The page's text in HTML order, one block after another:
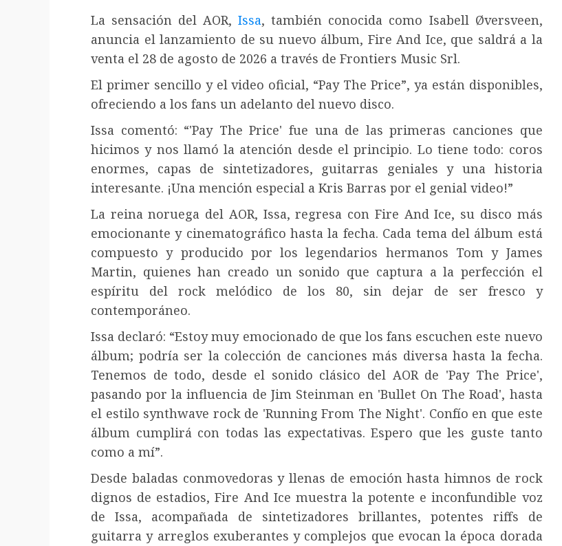
La sensación del AOR,Issa, también conocida como Isabell Øversveen,
anuncia el lanzamiento de su nuevo álbum, Fire And Ice, que saldrá a la
venta el 28 de agosto de 2026 a través de Frontiers Music Srl.
El primer sencillo y el video oficial, “Pay The Price”, ya están disponibles,
ofreciendo a los fans un adelanto del nuevo disco.
Issa comentó: “'Pay The Price' fue una de las primeras canciones que
hicimos y nos llamó la atención desde el principio. Lo tiene todo: coros
enormes, capas de sintetizadores, guitarras geniales y una historia
interesante. ¡Una mención especial a Kris Barras por el genial video!”
La reina noruega del AOR, Issa, regresa con Fire And Ice, su disco más
emocionante y cinematográfico hasta la fecha. Cada tema del álbum está
compuesto y producido por los legendarios hermanos Tom y James
Martin, quienes han creado un sonido que captura a la perfección el
espíritu del rock melódico de los 80, sin dejar de ser fresco y
contemporáneo.
Issa declaró: “Estoy muy emocionado de que los fans escuchen este nuevo
álbum; podría ser la colección de canciones más diversa hasta la fecha.
Tenemos de todo, desde el sonido clásico del AOR de 'Pay The Price',
pasando por la influencia de Jim Steinman en 'Bullet On The Road', hasta
el estilo synthwave rock de 'Running From The Night'. Confío en que este
álbum cumplirá con todas las expectativas. Espero que les guste tanto
como a mí”.
Desde baladas conmovedoras y llenas de emoción hasta himnos de rock
dignos de estadios, Fire And Ice muestra la potente e inconfundible voz
de Issa, acompañada de sintetizadores brillantes, potentes riffs de
guitarra y arreglos exuberantes y complejos que evocan la época dorada